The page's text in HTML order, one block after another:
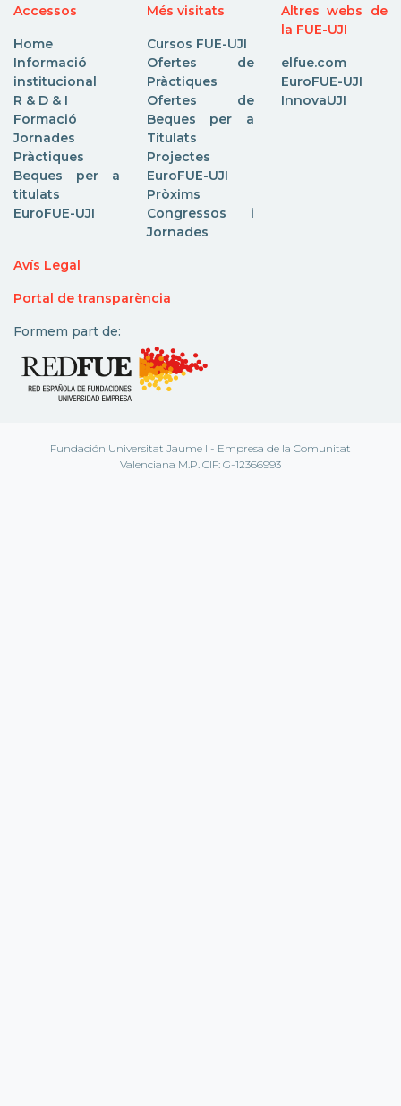
Accessos
Home
Informació
institucional
R & D & I
Formació
Jornades
Pràctiques
Beques per a
titulats
EuroFUE-UJI
Més visitats
Cursos FUE-UJI
Ofertes de
Pràctiques
Ofertes de
Beques per a
Titulats
Projectes
EuroFUE-UJI
Pròxims
Congressos i
Jornades
Altres webs de
la FUE-UJI
elfue.com
EuroFUE-UJI
InnovaUJI
Avís Legal
Portal de transparència
Formem part de:
Fundación Universitat Jaume I - Empresa de la Comunitat
Valenciana M.P. CIF: G-12366993